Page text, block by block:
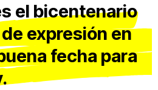
el bicentenario
expresión en
fecha para